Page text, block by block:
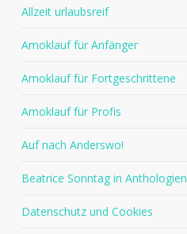
Allzeit urlaubsreif
Amoklauf für Anfänger
Amoklauf für Fortgeschrittene
Amoklauf für Profis
Auf nach Anderswo!
Beatrice Sonntag in Anthologien
Datenschutz und Cookies